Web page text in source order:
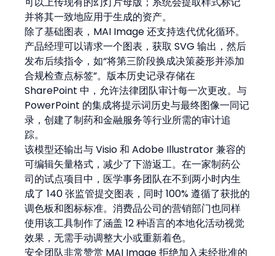
并将其一致地应用于生成的资产。
除了基础图表，MAI Image 还支持迭代优化循环。
产品经理可以请求一个图表，获取 SVG 输出，然后
发布后续指令，如“将第三阶段换成决策菱形并添加
合规检查点标签”。版本历史记录存储在
SharePoint 中，允许法律团队审计每一次更改。与
PowerPoint 的集成将提示词历史与最终图像一同记
录，创建了制药和金融服务等行业所需的审计追
踪。
该模型还输出与 Visio 和 Adobe Illustrator 兼容的
可编辑矢量格式，减少了下游返工。在一家制药公
司的试点项目中，医学事务团队在不到两小时内生
成了 140 张监管提交图表，同时 100% 遵循了获批的
调色板和图标标准。消费品公司的营销部门也同样
使用该工具制作了涵盖 12 种语言的本地化活动视觉
效果，无需手动调整大小或重新着色。
安全团队非常赞赏 MAI Image 拒绝加入未经批准的